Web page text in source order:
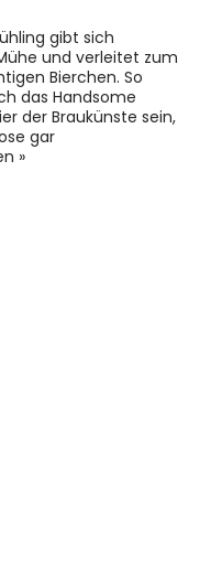
gibt sich
und verleitet zum
Bierchen. So
das Handsome
der Braukünste sein,
gar
»